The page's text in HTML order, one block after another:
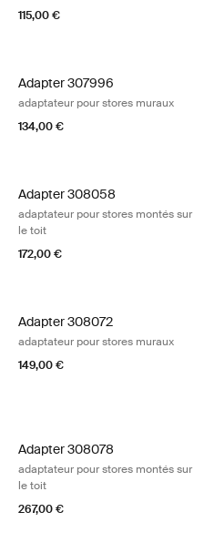
115,00 €
Adapter 307996
adaptateur pour stores muraux
134,00 €
Adapter 308058
adaptateur pour stores montés sur
le toit
172,00 €
Adapter 308072
adaptateur pour stores muraux
149,00 €
Adapter 308078
adaptateur pour stores montés sur
le toit
267,00 €